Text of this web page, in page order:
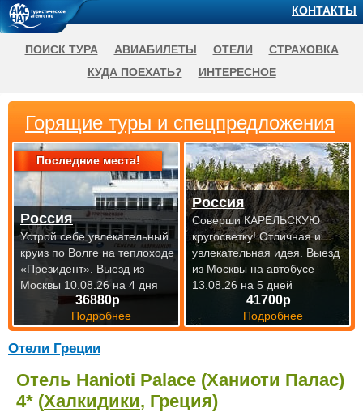
Отели Греции
Отель Hanioti Palace (Ханиоти Палас)
4* (Халкидики, Греция)
Горящие туры и спецпредложения
Последние места!
36880р
Подробнее
Россия
Устрой себе увлекательный
круиз по Волге на теплоходе
«Президент». Выезд из
Москвы 10.08.26 на 4 дня
41700р
Подробнее
Россия
Соверши КАРЕЛЬСКУЮ
кругосветку! Отличная и
увлекательная идея. Выезд
из Москвы на автобусе
13.08.26 на 5 дней
КОНТАКТЫ
ПОИСК ТУРА АВИАБИЛЕТЫ ОТЕЛИ
СТРАХОВКА
КУДА ПОЕХАТЬ?
ИНТЕРЕСНОЕ